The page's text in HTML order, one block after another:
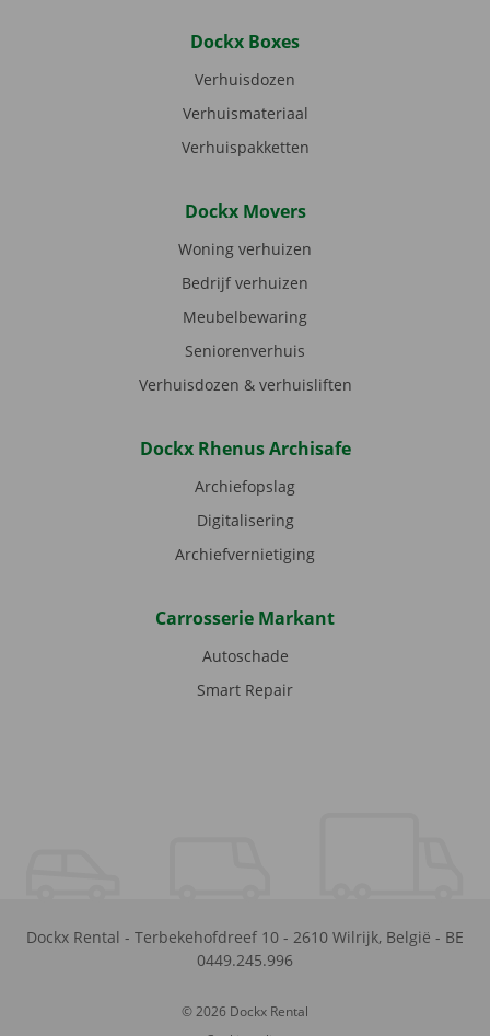
Dockx Boxes
Verhuisdozen
Verhuismateriaal
Verhuispakketten
Dockx Movers
Woning verhuizen
Bedrijf verhuizen
Meubelbewaring
Seniorenverhuis
Verhuisdozen & verhuisliften
Dockx Rhenus Archisafe
Archiefopslag
Digitalisering
Archiefvernietiging
Carrosserie Markant
Autoschade
Smart Repair
Dockx Rental - Terbekehofdreef 10 - 2610 Wilrijk, België - BE
0449.245.996
© 2026 Dockx Rental